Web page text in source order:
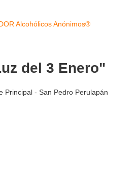
del 3 Enero"
Principal - San Pedro Perulapán